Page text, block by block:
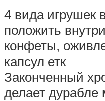
4 вида игрушек
положить
конфеты,
капсул етк
Законченный
делает